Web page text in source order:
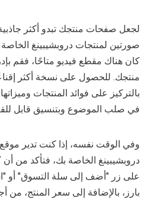
لجعل صفحات منتجك تبدو أكثر
صورتين لمنتجات دروبشيبينغ الخاصة
كان هناك مقطع فيديو متاحًا، فقم
منتجك. للحصول على نسخة أكثر
بالتركيز على فوائد المنتجات
في صلب الموضوع وبتنسيق قابل
وفي الوقت نفسه، إذا كنت تدير
دروبشيبينغ الخاصة بك، فتأكد من
على زر "أضف إلى سلة التسوق" أو
بارز، بالإضافة إلى سعر المنتج،